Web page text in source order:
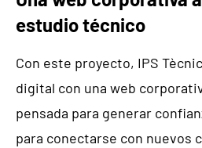
estudio técnico
Con este proyecto, IPS
digital con una web
pensada para generar
para conectarse con nuevos